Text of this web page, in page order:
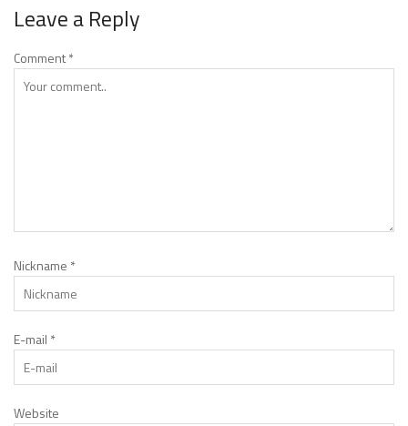
Leave a Reply
Comment*
Nickname *
E-mail *
Website